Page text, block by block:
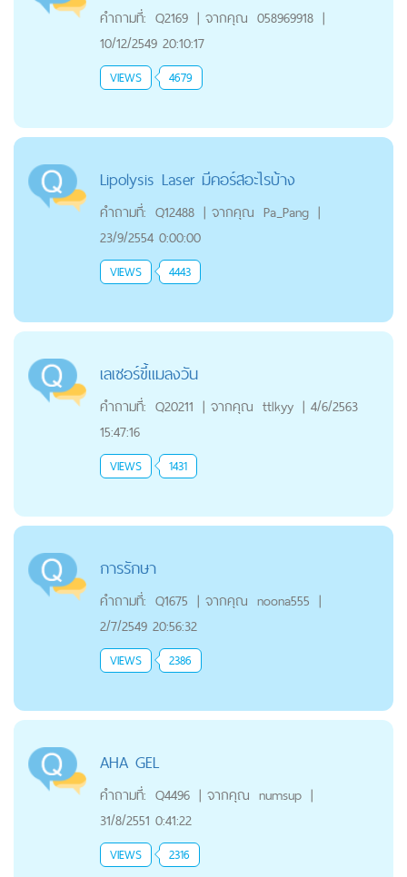
คำถามที่: Q2169 | จากคุณ 058969918 |
10/12/2549 20:10:17
VIEWS 4679
Lipolysis Laser มีคอร์สอะไรบ้าง
คำถามที่: Q12488 | จากคุณ Pa_Pang |
23/9/2554 0:00:00
VIEWS 4443
เลเซอร์ขี้แมลงวัน
คำถามที่: Q20211 | จากคุณ ttlkyy | 4/6/2563
15:47:16
VIEWS 1431
การรักษา
คำถามที่: Q1675 | จากคุณ noona555 |
2/7/2549 20:56:32
VIEWS 2386
AHA GEL
คำถามที่: Q4496 | จากคุณ numsup |
31/8/2551 0:41:22
VIEWS 2316